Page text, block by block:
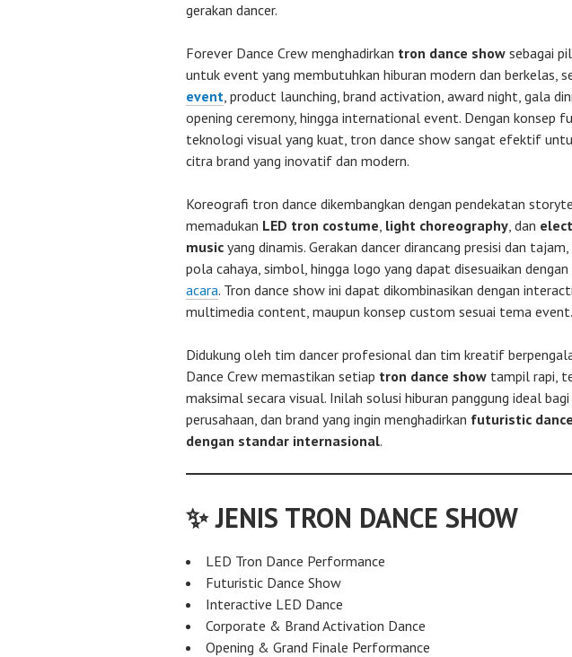
gerakan dancer.
Forever Dance Crew menghadirkan tron dance show sebagai
untuk event yang membutuhkan hiburan modern dan berkelas,
event, product launching, brand activation, award night, gala
opening ceremony, hingga international event. Dengan konsep
teknologi visual yang kuat, tron dance show sangat efektif
citra brand yang inovatif dan modern.
Koreografi tron dance dikembangkan dengan pendekatan
memadukan LED tron costume, light choreography, dan
music yang dinamis. Gerakan dancer dirancang presisi dan
pola cahaya, simbol, hingga logo yang dapat disesuaikan
acara. Tron dance show ini dapat dikombinasikan dengan
multimedia content, maupun konsep custom sesuai tema event.
Didukung oleh tim dancer profesional dan tim kreatif
Dance Crew memastikan setiap tron dance show tampil rapi,
maksimal secara visual. Inilah solusi hiburan panggung ideal bagi
perusahaan, dan brand yang ingin menghadirkan futuristic
dengan standar internasional.
✨ JENIS TRON DANCE SHOW
LED Tron Dance Performance
Futuristic Dance Show
Interactive LED Dance
Corporate & Brand Activation Dance
Opening & Grand Finale Performance